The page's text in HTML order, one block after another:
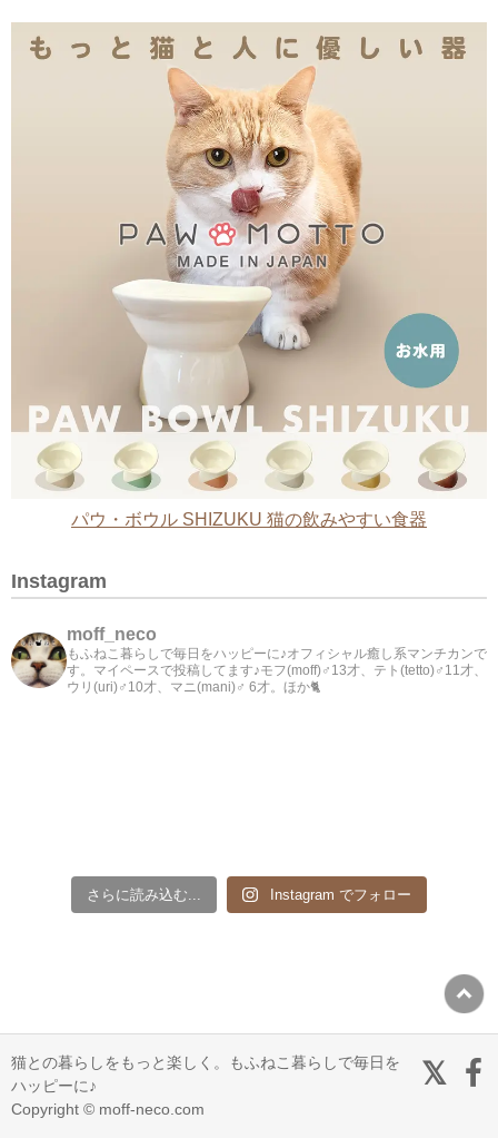
パウ・ボウル SHIZUKU 猫の飲みやすい食器
Instagram
moff_neco
もふねこ暮らしで毎日をハッピーに♪オフィシャル癒し系マンチカンで
す。マイペースで投稿してます♪モフ(moff)♂13才、テト(tetto)♂11才、
ウリ(uri)♂10才、マニ(mani)♂ 6才。ほか🐈
さらに読み込む... Instagram でフォロー
猫との暮らしをもっと楽しく。もふねこ暮らしで毎日を
ハッピーに♪
Copyright © moff-neco.com